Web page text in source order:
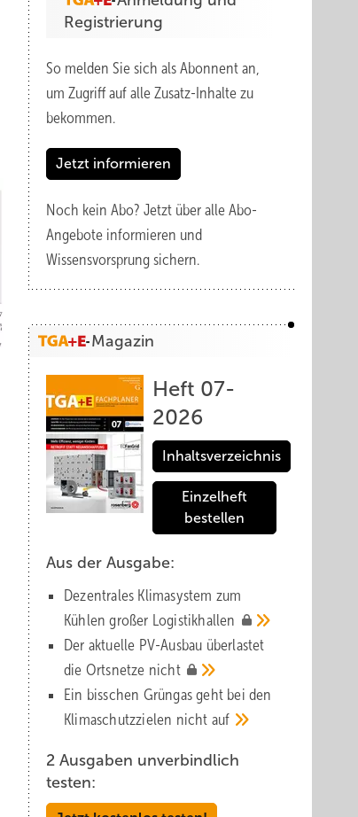
Registrierung
So melden Sie sich als Abonnent an,
um Zugriff auf alle Zusatz-Inhalte zu
bekommen.
Jetzt informieren
Noch kein Abo? Jetzt über alle Abo-
Angebote informieren und
Wissensvorsprung sichern.
Magazin
Heft 07-
2026
Inhaltsverzeichnis
Einzelheft
bestellen
Aus der Ausgabe:
Dezentrales Klimasystem zum
Kühlen großer Logistik­hallen
Der aktuelle PV-Ausbau über­lastet
die Orts­netze nicht
Ein bisschen Grüngas geht bei den
Klima­schutz­zielen nicht auf
2 Ausgaben unverbindlich
testen: